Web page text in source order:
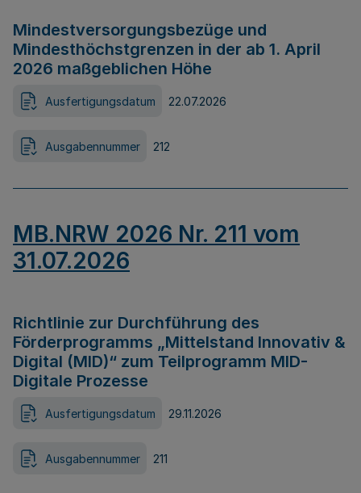
Mindestversorgungsbezüge und
Mindesthöchstgrenzen in der ab 1. April
2026 maßgeblichen Höhe
Ausfertigungsdatum 22.07.2026
Ausgabennummer 212
MB.NRW 2026 Nr. 211 vom
31.07.2026
Richtlinie zur Durchführung des
Förderprogramms „Mittelstand Innovativ &
Digital (MID)“ zum Teilprogramm MID-
Digitale Prozesse
Ausfertigungsdatum 29.11.2026
Ausgabennummer 211